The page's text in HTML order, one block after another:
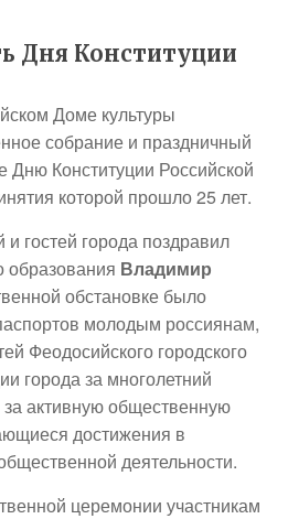
Дня Конституции
Доме культуры
собрание и праздничный
Дню Конституции Российской
которой прошло 25 лет.
гостей города поздравил
образования Владимир
обстановке было
молодым россиянам,
Феодосийского городского
города за многолетний
активную общественную
достижения в
деятельности.
церемонии участникам